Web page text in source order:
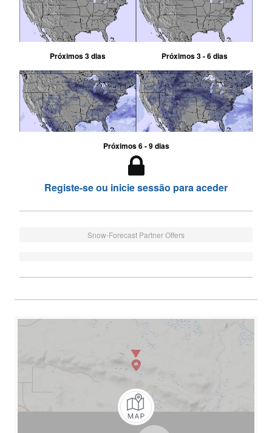
Próximos 3 dias Próximos 3 - 6 dias
Próximos 6 - 9 dias
Registe-se ou inicie sessão para aceder
Snow-Forecast Partner Offers